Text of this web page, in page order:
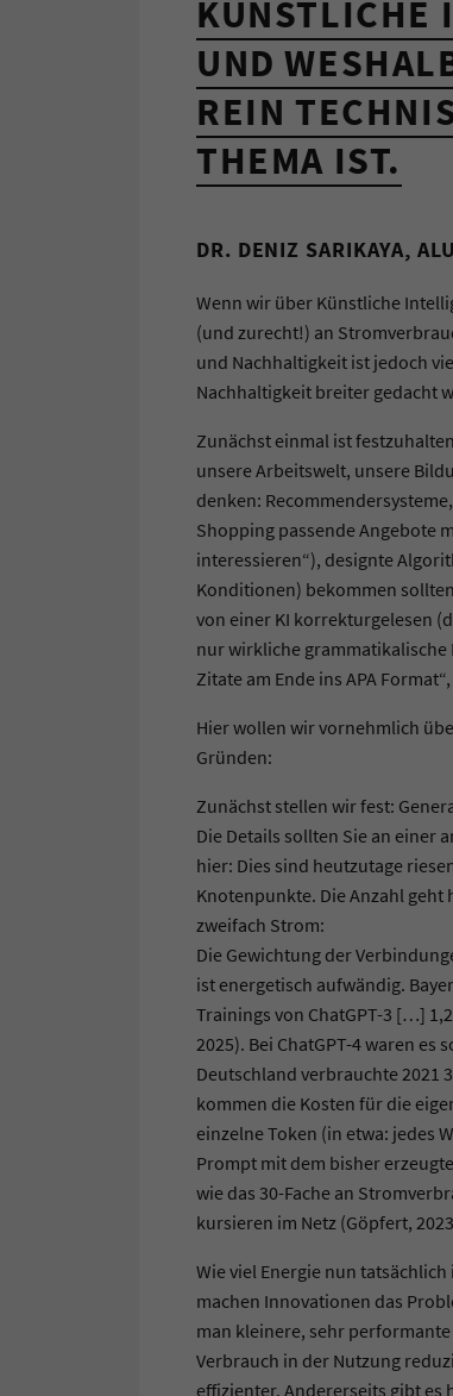
KÜNSTLICHE
UND
REIN
THEMA IST.
DR. DENIZ SARIKAYA,
Wenn wir über Künstliche
(und zurecht!) an
und Nachhaltigkeit ist jedoch
Nachhaltigkeit breiter gedacht
Zunächst einmal ist
unsere Arbeitswelt, unsere
denken:
Shopping passende Angebote
interessieren“), designte
Konditionen) bekommen
von einer KI korrekturgelesen
nur wirkliche grammatikalische
Zitate am Ende ins APA
Hier wollen wir vornehmlich
Gründen:
Zunächst stellen wir fest:
Die Details sollten Sie an einer
hier: Dies sind heutzutage
Knotenpunkte. Die Anzahl
zweifach Strom:
Die Gewichtung der
ist energetisch aufwändig.
Trainings von ChatGPT-3 […]
2025). Bei ChatGPT-4 waren
Deutschland verbrauchte 2021
kommen die Kosten für die
einzelne Token (in etwa: jedes
Prompt mit dem bisher
wie das 30-Fache an
kursieren im Netz (Göpfert,
Wie viel Energie nun
machen Innovationen das
man kleinere, sehr
Verbrauch in der Nutzung
effizienter. Andererseits gibt